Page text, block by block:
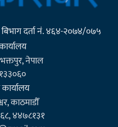
दर्ता नं. ४६४-२०७४/०७५
नेपाल
काठमाडौँ
४४७८१३१